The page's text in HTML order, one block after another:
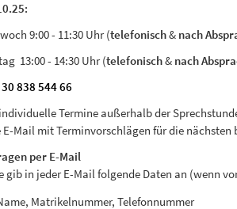
9:00 - 11:30 Uhr (telefonisch& nach
13:00 - 14:30 Uhr (telefonisch& nach
838 544 66
Termine außerhalb der
E-Mail mit Terminvorschlägen für die nächsten
per E-Mail
gib in jeder E-Mail folgende Daten an (wenn
Matrikelnummer, Telefonnummer